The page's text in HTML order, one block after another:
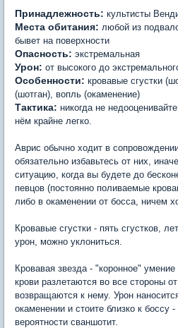
Принадлежность: культисты
Места обитания: любой из
бывет на поверхности
Опасность: экстремальная
Урон: от высокого до
Особенности: кровавые сгустки
(шотган), вопль (окаменение)
Тактика: никогда не
нём крайне легко.
Аврис обычно ходит в
обязательно избавьтесь от них,
ситуацию, когда вы будете до
певцов (постоянно поливаемые
либо в окаменении от босса, ничем
Кровавые сгустки - пять сгустков,
урон, можно уклониться.
Кровавая звезда - "коронное"
крови разлетаются во все стороны
возвращаются к нему. Урон
окаменении и стоите близко к боссу
вероятности сваншотит.